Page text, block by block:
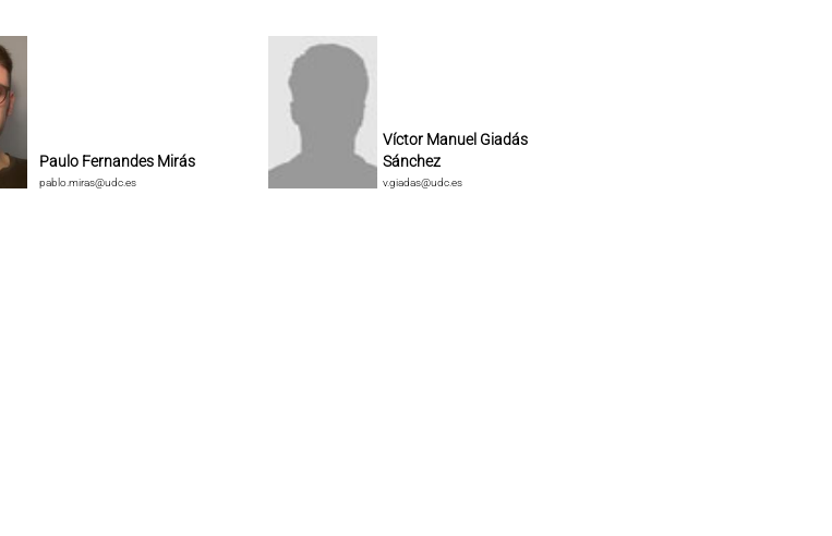
Paulo Fernandes Mirás
pablo.miras@udc.es
Víctor Manuel Giadás
Sánchez
v.giadas@udc.es